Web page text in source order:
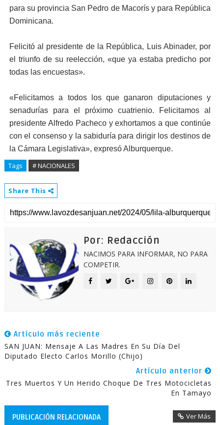
para su provincia San Pedro de Macorís y para República
Dominicana.
Felicitó al presidente de la República, Luis Abinader, por
el triunfo de su reelección, «que ya estaba predicho por
todas las encuestas».
«Felicitamos a todos los que ganaron diputaciones y
senadurías para el próximo cuatrienio. Felicitamos al
presidente Alfredo Pacheco y exhortamos a que continúe
con el consenso y la sabiduría para dirigir los destinos de
la Cámara Legislativa», expresó Alburquerque.
Tags # NACIONALES
Share This
Por: Redacción
NACIMOS PARA INFORMAR, NO PARA
COMPETIR.
Artículo más reciente
SAN JUAN: Mensaje A Las Madres En Su Día Del
Diputado Electo Carlos Morillo (Chijo)
Artículo anterior
Tres Muertos Y Un Herido Choque De Tres Motocicletas
En Tamayo
PUBLICACIÓN RELACIONADA Ver Más